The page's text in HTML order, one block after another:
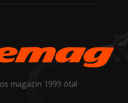
magazin 1999 óta!